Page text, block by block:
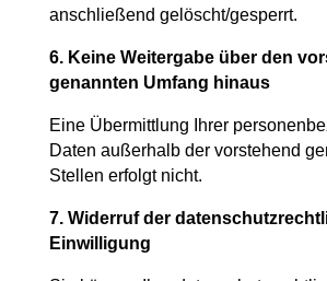
anschließend gelöscht/gesperrt.
6. Keine Weitergabe über den
genannten Umfang hinaus
Eine Übermittlung Ihrer
Daten außerhalb der vorstehend
Stellen erfolgt nicht.
7. Widerruf der
Einwilligung